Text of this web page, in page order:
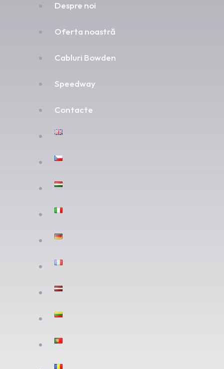
Despre noi
Oferta noastră
Cabluri Bowden
Speedway
Contacte